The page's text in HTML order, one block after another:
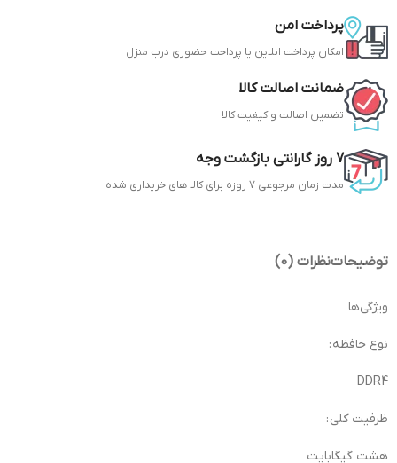
پرداخت امن
امکان پرداخت انلاین یا پرداخت حضوری درب منزل
ضمانت اصالت کالا
تضمین اصالت و کیفیت کالا
7 روز گارانتی بازگشت وجه
مدت زمان مرجوعی 7 روزه برای کالا های خریداری شده
توضیحاتنظرات (0)
ویژگی‌ها
نوع حافظه :
DDR4
ظرفیت کلی :
هشت گیگابایت